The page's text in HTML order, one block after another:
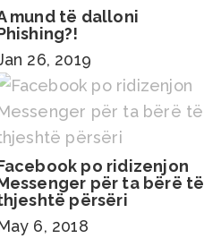
mund të dalloni
26, 2019
po ridizenjon
për ta bërë të
përsëri
6, 2018